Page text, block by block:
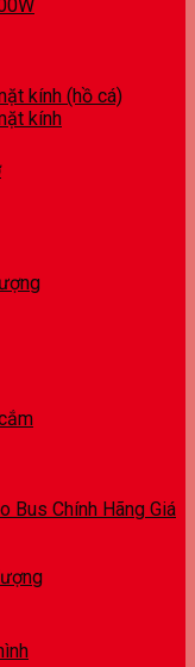
kính (hồ cá)
kính
Bus Chính Hãng Giá